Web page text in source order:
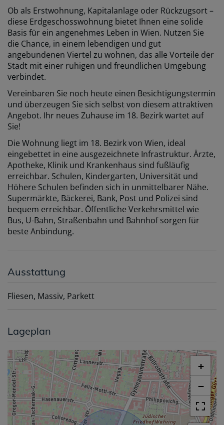
Ob als Erstwohnung, Kapitalanlage oder Rückzugsort –
diese Erdgeschosswohnung bietet Ihnen eine solide
Basis für ein angenehmes Leben in Wien. Nutzen Sie
die Chance, in einem lebendigen und gut
angebundenen Viertel zu wohnen, das alle Vorteile der
Stadt mit einer ruhigen und freundlichen Umgebung
verbindet.
Vereinbaren Sie noch heute einen Besichtigungstermin
und überzeugen Sie sich selbst von diesem attraktiven
Angebot. Ihr neues Zuhause im 18. Bezirk wartet auf
Sie!
Die Wohnung liegt im 18. Bezirk von Wien, ideal
eingebettet in eine ausgezeichnete Infrastruktur. Ärzte,
Apotheke, Klinik und Krankenhaus sind fußläufig
erreichbar. Schulen, Kindergarten, Universität und
Höhere Schulen befinden sich in unmittelbarer Nähe.
Supermärkte, Bäckerei, Bank, Post und Polizei sind
bequem erreichbar. Öffentliche Verkehrsmittel wie
Bus, U-Bahn, Straßenbahn und Bahnhof sorgen für
beste Anbindung.
Ausstattung
Fliesen Massiv Parkett
Lageplan
+
−